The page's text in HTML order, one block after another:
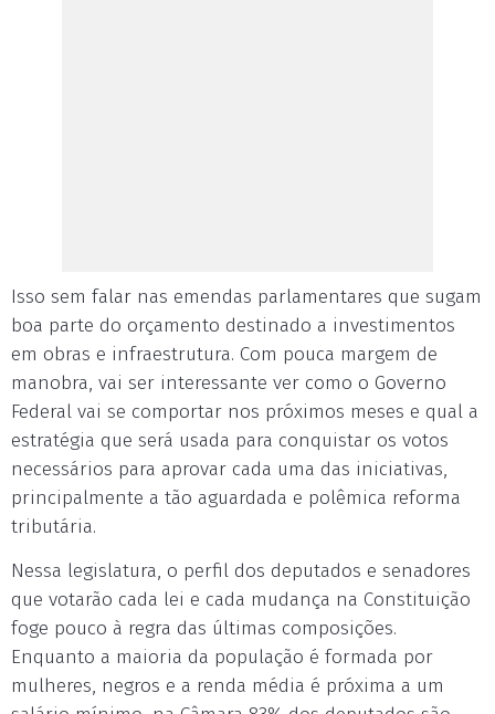
Isso sem falar nas emendas parlamentares que sugam
boa parte do orçamento destinado a investimentos
em obras e infraestrutura. Com pouca margem de
manobra, vai ser interessante ver como o Governo
Federal vai se comportar nos próximos meses e qual a
estratégia que será usada para conquistar os votos
necessários para aprovar cada uma das iniciativas,
principalmente a tão aguardada e polêmica reforma
tributária.
Nessa legislatura, o perfil dos deputados e senadores
que votarão cada lei e cada mudança na Constituição
foge pouco à regra das últimas composições.
Enquanto a maioria da população é formada por
mulheres, negros e a renda média é próxima a um